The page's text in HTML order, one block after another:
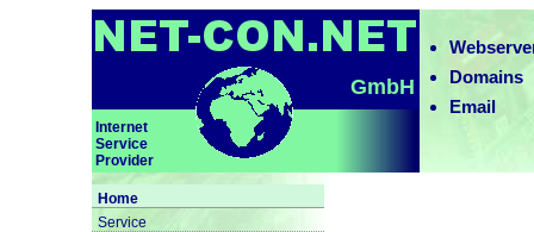
GmbH
Internet
Service
Provider
Domains
Email
Home
Service